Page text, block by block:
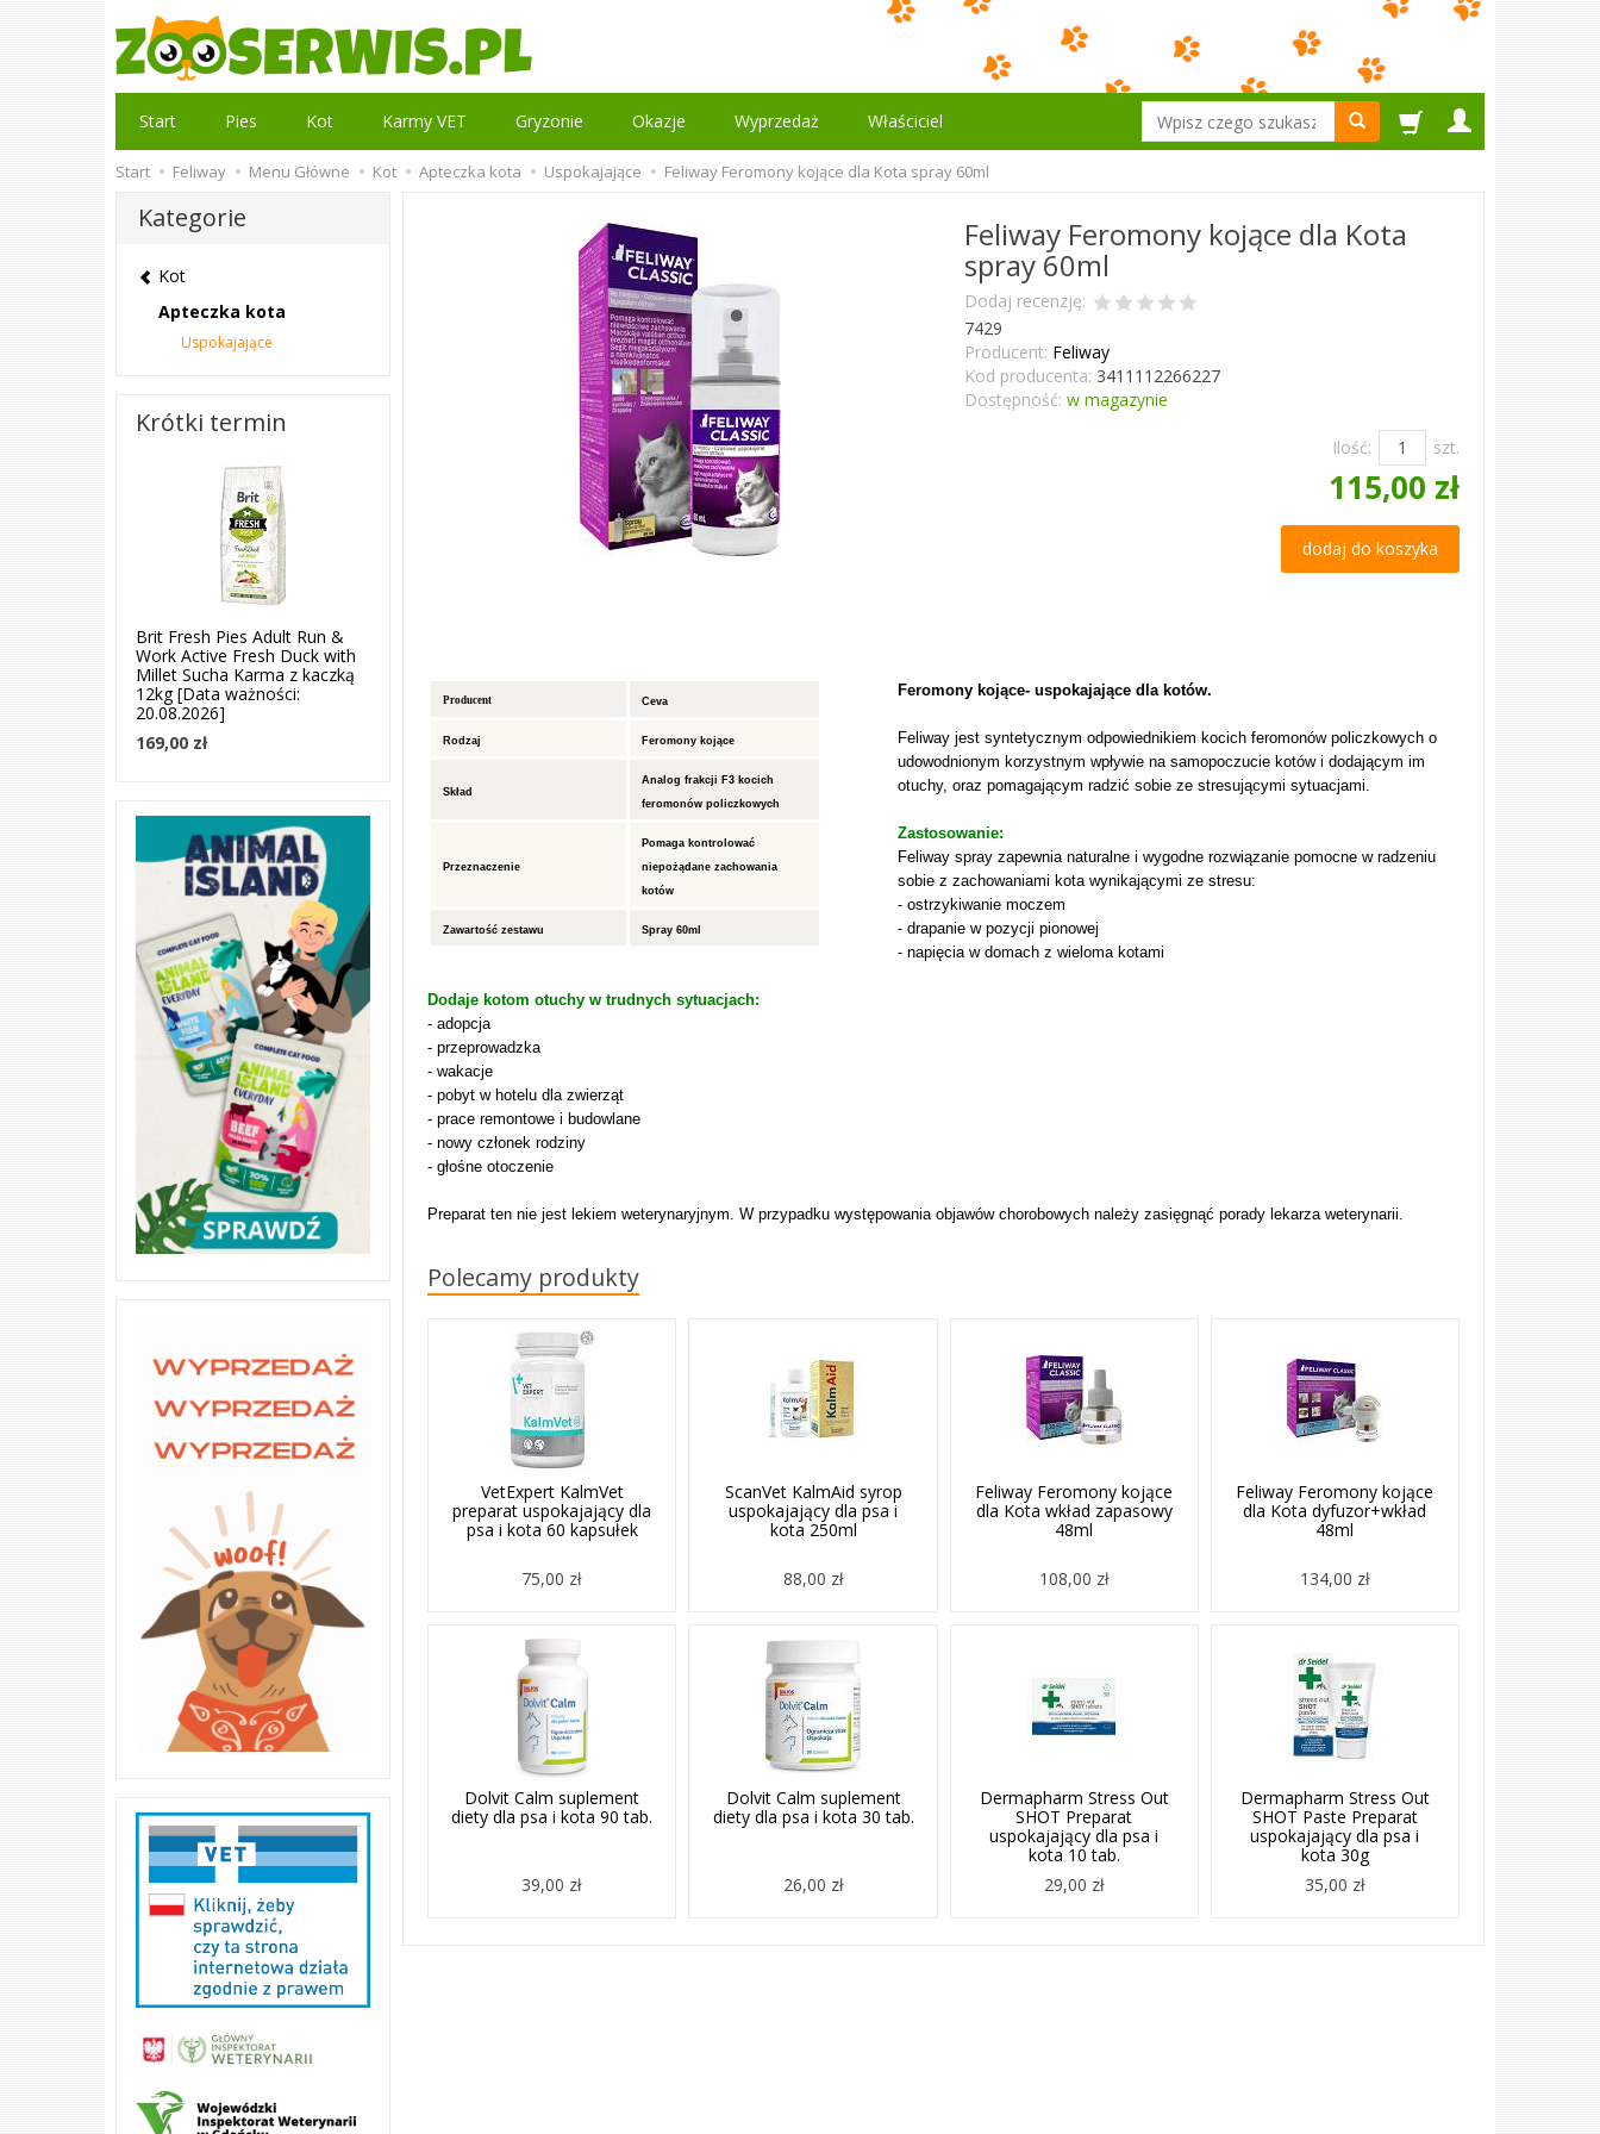
Wyszukaj
Start Pies Kot Karmy VET Gryzonie Okazje Wyprzedaż Właściciel
Start Feliway Menu Główne Kot Apteczka kota Uspokajające Feliway Feromony kojące dla Kota spray 60ml
Feliway Feromony kojące dla Kota
spray 60ml
Dodaj recenzję:
7429
Producent: Feliway
Kod producenta: 3411112266227
Dostępność: w magazynie
Ilość: szt.
115,00 zł
dodaj do koszyka
Producent Ceva
Rodzaj Feromony kojące
Skład
Analog frakcji F3 kocich
feromonów policzkowych
Przeznaczenie
Pomaga kontrolować
niepożądane zachowania
kotów
Zawartość zestawu Spray 60ml
Feromony kojące- uspokajające dla kotów.
Feliway jest syntetycznym odpowiednikiem kocich feromonów policzkowych o
udowodnionym korzystnym wpływie na samopoczucie kotów i dodającym im
otuchy, oraz pomagającym radzić sobie ze stresującymi sytuacjami.
Zastosowanie:
Feliway spray zapewnia naturalne i wygodne rozwiązanie pomocne w radzeniu
sobie z zachowaniami kota wynikającymi ze stresu:
- ostrzykiwanie moczem
- drapanie w pozycji pionowej
- napięcia w domach z wieloma kotami
Dodaje kotom otuchy w trudnych sytuacjach:
- adopcja
- przeprowadzka
- wakacje
- pobyt w hotelu dla zwierząt
- prace remontowe i budowlane
- nowy członek rodziny
- głośne otoczenie
Preparat ten nie jest lekiem weterynaryjnym. W przypadku występowania objawów chorobowych należy zasięgnąć porady lekarza weterynarii.
Polecamy produkty
VetExpert KalmVet
preparat uspokajający dla
psa i kota 60 kapsułek
75,00 zł
ScanVet KalmAid syrop
uspokajający dla psa i
kota 250ml
88,00 zł
Feliway Feromony kojące
dla Kota wkład zapasowy
48ml
108,00 zł
Feliway Feromony kojące
dla Kota dyfuzor+wkład
48ml
134,00 zł
Dolvit Calm suplement
diety dla psa i kota 90 tab.
39,00 zł
Dolvit Calm suplement
diety dla psa i kota 30 tab.
26,00 zł
Dermapharm Stress Out
SHOT Preparat
uspokajający dla psa i
kota 10 tab.
29,00 zł
Dermapharm Stress Out
SHOT Paste Preparat
uspokajający dla psa i
kota 30g
35,00 zł
Kategorie
Kot
Apteczka kota
Uspokajające
Krótki termin
Brit Fresh Pies Adult Run &
Work Active Fresh Duck with
Millet Sucha Karma z kaczką
12kg [Data ważności:
20.08.2026]
169,00 zł